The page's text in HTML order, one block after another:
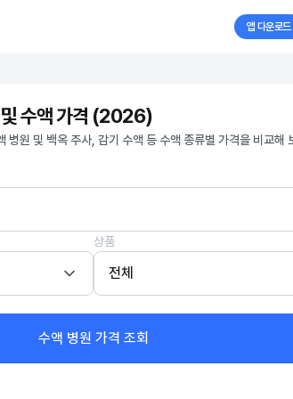
앱 다운로드
및 수액 가격 (2026)
병원 및 백옥 주사, 감기 수액 등 수액 종류별 가격을 비교해
상품
전체
수액 병원 가격 조회